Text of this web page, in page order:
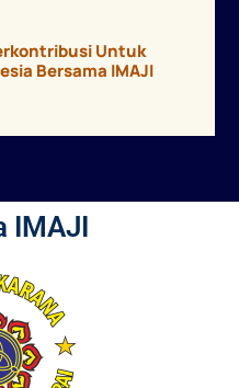
Untuk
Bersama IMAJI
IMAJI